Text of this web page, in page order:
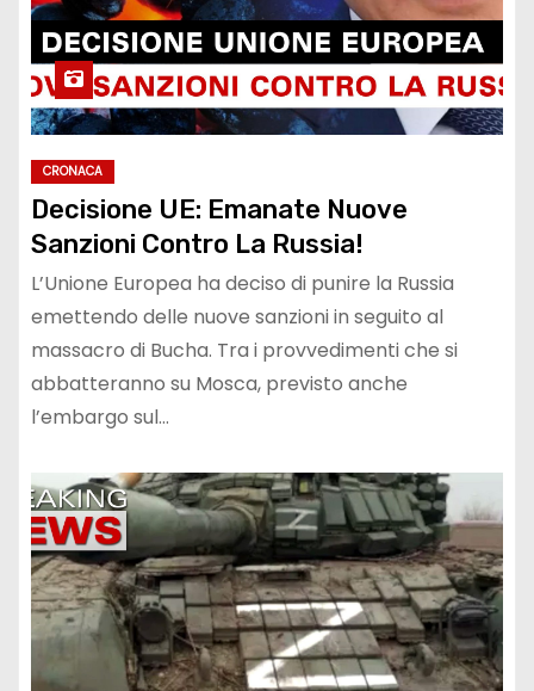
CRONACA
Decisione UE: Emanate Nuove
Sanzioni Contro La Russia!
L’Unione Europea ha deciso di punire la Russia
emettendo delle nuove sanzioni in seguito al
massacro di Bucha. Tra i provvedimenti che si
abbatteranno su Mosca, previsto anche
l’embargo sul…